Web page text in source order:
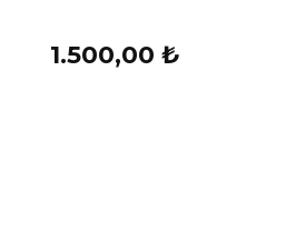
1.500,00 ₺